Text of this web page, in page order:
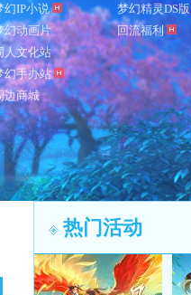
幻IP小说
幻动画片
人文化站
幻手办站
边商城
梦幻精灵DS版
回流福利
热门活动